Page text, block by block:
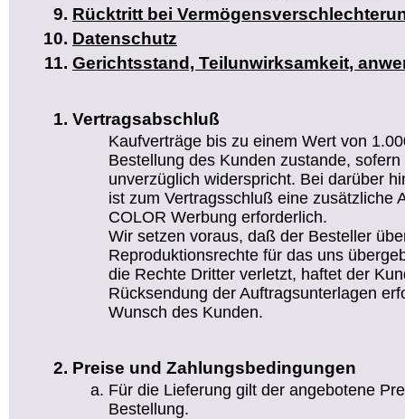
Rücktritt bei
Datenschutz
Gerichtsstand, Teilunwirksamkeit,
Vertragsabschluß
Kaufverträge bis zu einem Wert von
Bestellung des Kunden zustande,
unverzüglich widerspricht. Bei darüber
ist zum Vertragsschluß eine zusätzliche
COLOR Werbung erforderlich.
Wir setzen voraus, daß der Besteller
Reproduktionsrechte für das uns
die Rechte Dritter verletzt, haftet der
Rücksendung der Auftragsunterlagen
Wunsch des Kunden.
Preise und Zahlungsbedingungen
Für die Lieferung gilt der angebotene
Bestellung.